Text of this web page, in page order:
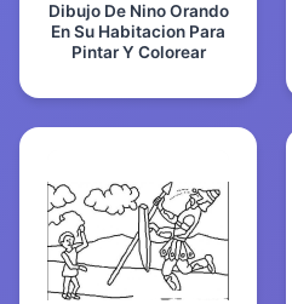
Dibujo De Nino Orando
En Su Habitacion Para
Pintar Y Colorear